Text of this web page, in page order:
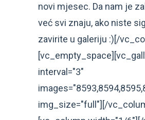
novi mjesec. Da nam je
već svi znaju, ako niste
zavirite u galeriju :)[/
interval="3"
img_size="full"][/